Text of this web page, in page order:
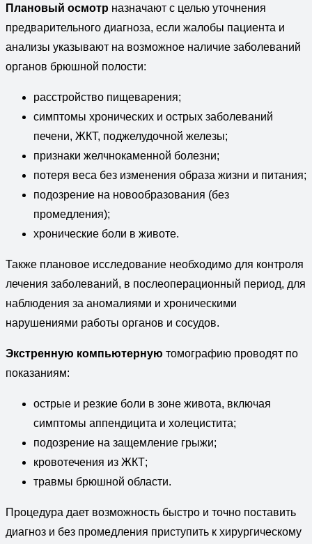
Плановый осмотр назначают с целью уточнения
предварительного диагноза, если жалобы пациента и
анализы указывают на возможное наличие заболеваний
органов брюшной полости:
расстройство пищеварения;
симптомы хронических и острых заболеваний
печени, ЖКТ, поджелудочной железы;
признаки желчнокаменной болезни;
потеря веса без изменения образа жизни и питания;
подозрение на новообразования (без
промедления);
хронические боли в животе.
Также плановое исследование необходимо для контроля
лечения заболеваний, в послеоперационный период, для
наблюдения за аномалиями и хроническими
нарушениями работы органов и сосудов.
Экстренную компьютерную томографию проводят по
показаниям:
острые и резкие боли в зоне живота, включая
симптомы аппендицита и холецистита;
подозрение на защемление грыжи;
кровотечения из ЖКТ;
травмы брюшной области.
Процедура дает возможность быстро и точно поставить
диагноз и без промедления приступить к хирургическому